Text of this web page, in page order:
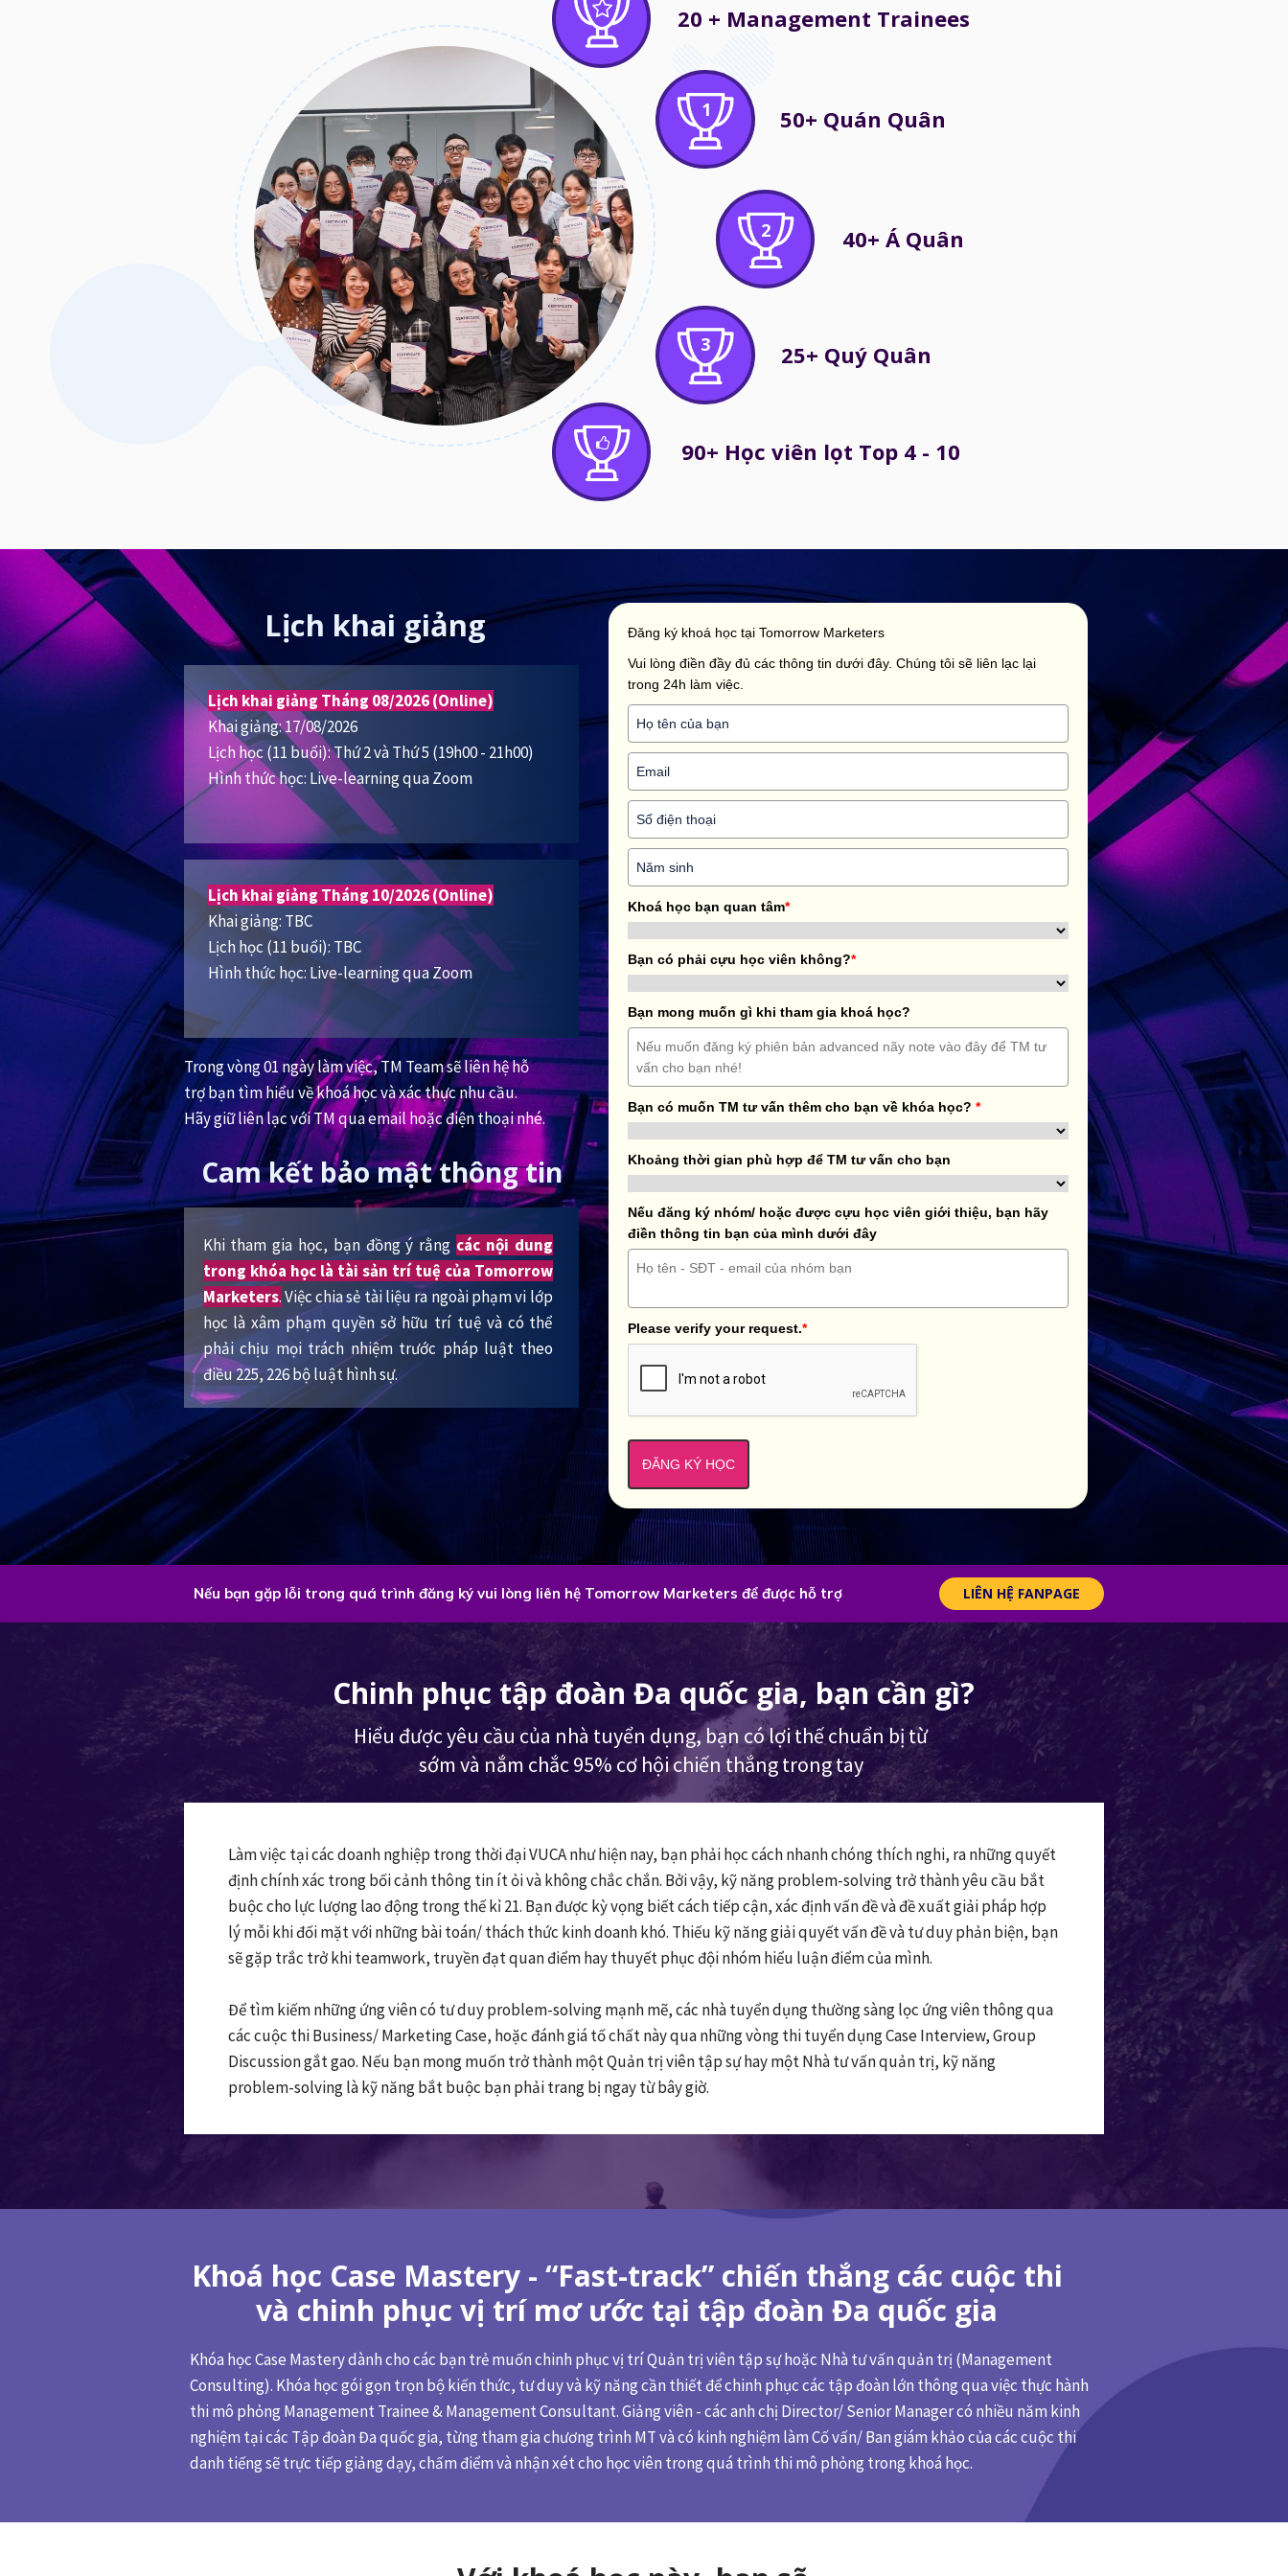
50+ Quán Quân
1
40+ Á Quân
2
25+ Quý Quân
3
20 + Management Trainees
90+ Học viên lọt Top 4 - 10
Lịch khai giảng
Lịch khai giảng Tháng 08/2026 (Online)
Khai giảng: 17/08/2026
Lịch học (11 buổi): Thứ 2 và Thứ 5 (19h00 - 21h00)
Hình thức học: Live-learning qua Zoom
Đăng ký khoá học tại Tomorrow Marketers
Vui lòng điền đầy đủ các thông tin dưới đây. Chúng tôi sẽ liên lạc lại
trong 24h làm việc.
Khoá học bạn quan tâm*
Bạn có phải cựu học viên không?*
Bạn mong muốn gì khi tham gia khoá học?
Bạn có muốn TM tư vấn thêm cho bạn về khóa học?*
Khoảng thời gian phù hợp để TM tư vấn cho bạn
Nếu đăng ký nhóm/ hoặc được cựu học viên giới thiệu, bạn hãy
điền thông tin bạn của mình dưới đây
Please verify your request.*
ĐĂNG KÝ HỌC
Khi tham gia học, bạn đồng ý rằng các nội dung
trong khóa học là tài sản trí tuệ của Tomorrow
Marketers.Việc chia sẻ tài liệu ra ngoài phạm vi lớp
học là xâm phạm quyền sở hữu trí tuệ và có thể
phải chịu mọi trách nhiệm trước pháp luật theo
điều 225, 226 bộ luật hình sự.
Cam kết bảo mật thông tin
Trong vòng 01 ngày làm việc, TM Team sẽ liên hệ hỗ
trợ bạn tìm hiểu về khoá học và xác thực nhu cầu.
Hãy giữ liên lạc với TM qua email hoặc điện thoại nhé.
Lịch khai giảng Tháng 10/2026 (Online)
Khai giảng: TBC
Lịch học (11 buổi): TBC
Hình thức học: Live-learning qua Zoom
Nếu bạn gặp lỗi trong quá trình đăng ký vui lòng liên hệ Tomorrow Marketers để được hỗ trợ LIÊN HỆ FANPAGE
Chinh phục tập đoàn Đa quốc gia, bạn cần gì?
Hiểu được yêu cầu của nhà tuyển dụng, bạn có lợi thế chuẩn bị từ
sớm và nắm chắc 95% cơ hội chiến thắng trong tay
Làm việc tại các doanh nghiệp trong thời đại VUCA như hiện nay, bạn phải học cách nhanh chóng thích nghi, ra những quyết
định chính xác trong bối cảnh thông tin ít ỏi và không chắc chắn. Bởi vậy, kỹ năng problem-solving trở thành yêu cầu bắt
buộc cho lực lượng lao động trong thế kỉ 21. Bạn được kỳ vọng biết cách tiếp cận, xác định vấn đề và đề xuất giải pháp hợp
lý mỗi khi đối mặt với những bài toán/ thách thức kinh doanh khó. Thiếu kỹ năng giải quyết vấn đề và tư duy phản biện, bạn
sẽ gặp trắc trở khi teamwork, truyền đạt quan điểm hay thuyết phục đội nhóm hiểu luận điểm của mình.
Để tìm kiếm những ứng viên có tư duy problem-solving mạnh mẽ, các nhà tuyển dụng thường sàng lọc ứng viên thông qua
các cuộc thi Business/ Marketing Case, hoặc đánh giá tố chất này qua những vòng thi tuyển dụng Case Interview, Group
Discussion gắt gao. Nếu bạn mong muốn trở thành một Quản trị viên tập sự hay một Nhà tư vấn quản trị, kỹ năng
problem-solving là kỹ năng bắt buộc bạn phải trang bị ngay từ bây giờ.
Khoá học Case Mastery - “Fast-track” chiến thắng các cuộc thi
và chinh phục vị trí mơ ước tại tập đoàn Đa quốc gia
Khóa học Case Mastery dành cho các bạn trẻ muốn chinh phục vị trí Quản trị viên tập sự hoặc Nhà tư vấn quản trị (Management
Consulting). Khóa học gói gọn trọn bộ kiến thức, tư duy và kỹ năng cần thiết để chinh phục các tập đoàn lớn thông qua việc thực hành
thi mô phỏng Management Trainee & Management Consultant. Giảng viên - các anh chị Director/ Senior Manager có nhiều năm kinh
nghiệm tại các Tập đoàn Đa quốc gia, từng tham gia chương trình MT và có kinh nghiệm làm Cố vấn/ Ban giám khảo của các cuộc thi
danh tiếng sẽ trực tiếp giảng dạy, chấm điểm và nhận xét cho học viên trong quá trình thi mô phỏng trong khoá học.